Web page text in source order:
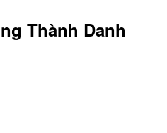
Thành Danh